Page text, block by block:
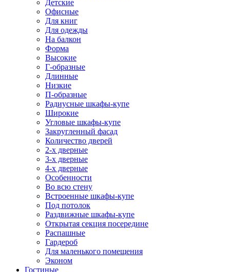
Детские
Офисные
Для книг
Для одежды
На балкон
Форма
Высокие
Г-образные
Длинные
Низкие
П-образные
Радиусные шкафы-купе
Широкие
Угловые шкафы-купе
Закругленный фасад
Количество дверей
2-х дверные
3-х дверные
4-х дверные
Особенности
Во всю стену
Встроенные шкафы-купе
Под потолок
Раздвижные шкафы-купе
Открытая секция посередине
Распашные
Гардероб
Для маленького помещения
Эконом
Гостиные